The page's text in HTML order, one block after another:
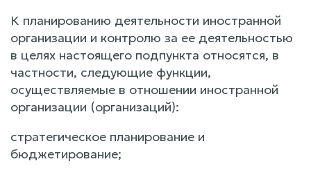
К планированию деятельности иностранной
организации и контролю за ее деятельностью
в целях настоящего подпункта относятся, в
частности, следующие функции,
осуществляемые в отношении иностранной
организации (организаций):
стратегическое планирование и
бюджетирование;